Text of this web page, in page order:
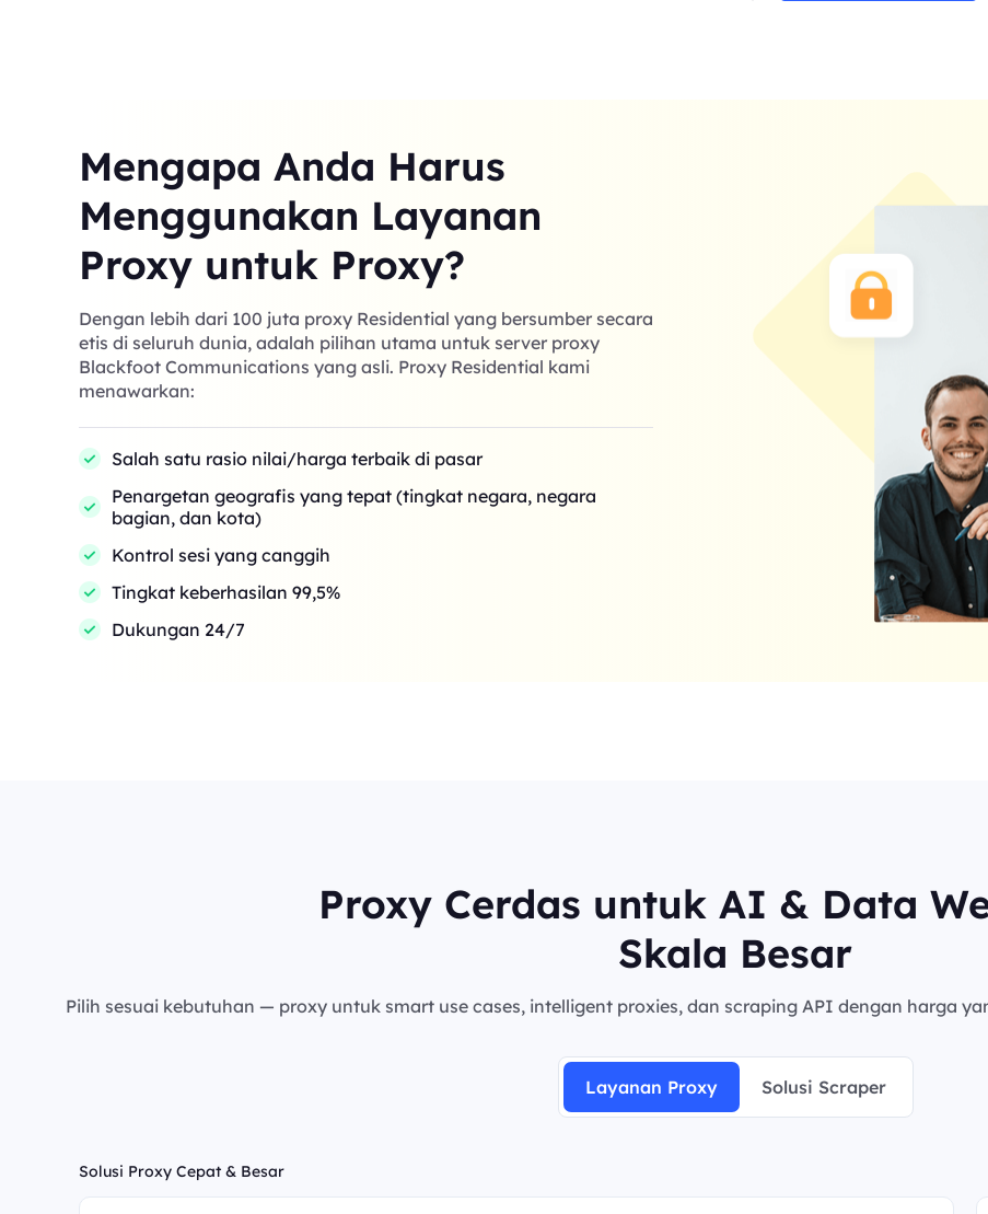
Mengapa Anda Harus
Menggunakan Layanan
Proxy untuk Proxy?
Dengan lebih dari 100 juta proxy Residential yang bersumber secara
etis di seluruh dunia, adalah pilihan utama untuk server proxy
Blackfoot Communications yang asli. Proxy Residential kami
menawarkan:
Salah satu rasio nilai/harga terbaik di pasar
Penargetan geografis yang tepat (tingkat negara, negara
bagian, dan kota)
Kontrol sesi yang canggih
Tingkat keberhasilan 99,5%
Dukungan 24/7
Proxy Cerdas untuk AI & Data
Skala Besar
Pilih sesuai kebutuhan — proxy untuk smart use cases, intelligent proxies, dan scraping API dengan harga
Layanan Proxy Solusi Scraper
Solusi Proxy Cepat & Besar